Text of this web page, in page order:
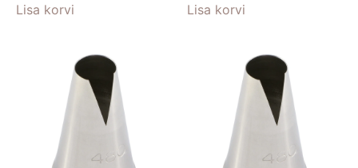
Lisa korvi Lisa korvi